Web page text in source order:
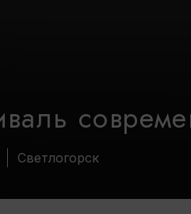
Светлогорск